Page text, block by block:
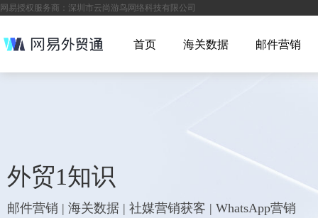
网易授权服务商：深圳市云尚游鸟网络科技有限公司
首页 海关数据 邮件营销
外贸1知识
邮件营销 | 海关数据 | 社媒营销获客 | WhatsApp营销